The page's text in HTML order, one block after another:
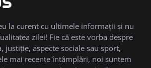
la curent cu ultimele informații și nu
zilei! Fie că este vorba despre
justiție, aspecte sociale sau sport,
mai recente întâmplări, noi suntem